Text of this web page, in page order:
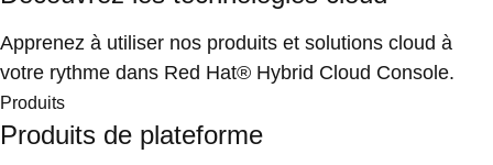
Apprenez à utiliser nos produits et solutions cloud à
votre rythme dans Red Hat® Hybrid Cloud Console.
Produits
Produits de plateforme